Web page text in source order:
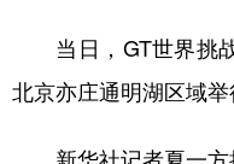
公益 一带一
文化产业
当日，GT世界挑战
北京亦庄通明湖区域举
新华社记者夏一方